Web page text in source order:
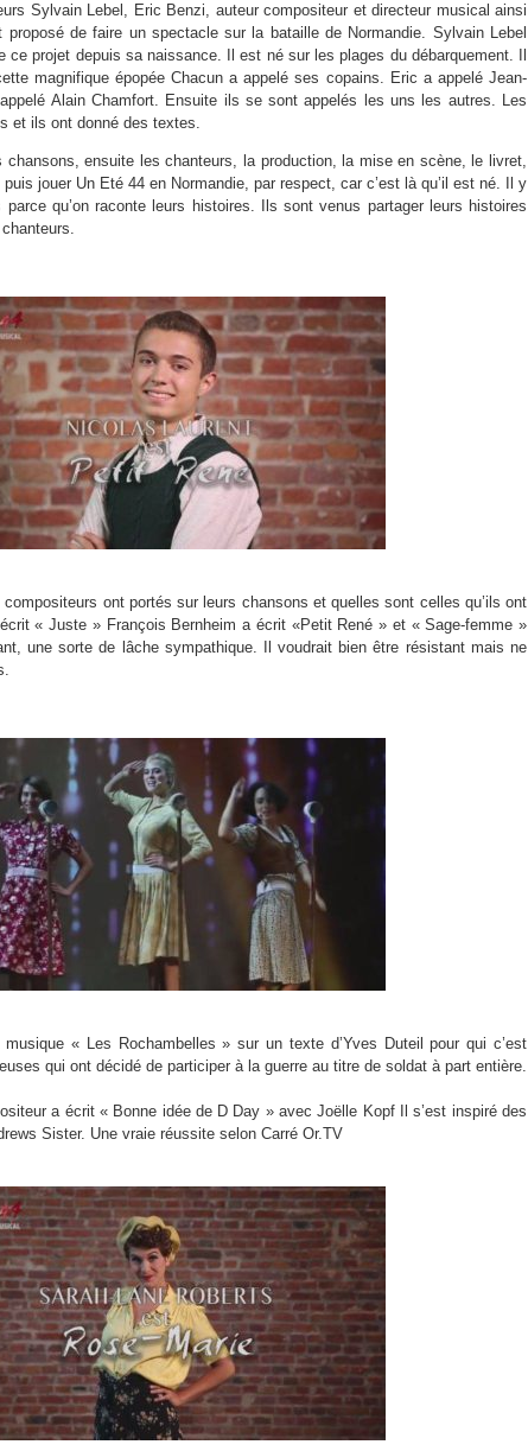
Sylvain Lebel, Eric Benzi, auteur compositeur et directeur musical ainsi
proposé de faire un spectacle sur la bataille de Normandie. Sylvain Lebel
ce projet depuis sa naissance. Il est né sur les plages du débarquement. Il
magnifique épopée Chacun a appelé ses copains. Eric a appelé Jean-
Alain Chamfort. Ensuite ils se sont appelés les uns les autres. Les
et ils ont donné des textes.
chansons, ensuite les chanteurs, la production, la mise en scène, le livret,
jouer Un Eté 44 en Normandie, par respect, car c’est là qu’il est né. Il y
qu’on raconte leurs histoires. Ils sont venus partager leurs histoires
ont portés sur leurs chansons et quelles sont celles qu’ils ont
« Juste » François Bernheim a écrit «Petit René » et « Sage-femme »
une sorte de lâche sympathique. Il voudrait bien être résistant mais ne
« Les Rochambelles » sur un texte d’Yves Duteil pour qui c’est
qui ont décidé de participer à la guerre au titre de soldat à part entière.
a écrit « Bonne idée de D Day » avec Joëlle Kopf Il s’est inspiré des
Sister. Une vraie réussite selon Carré Or.TV